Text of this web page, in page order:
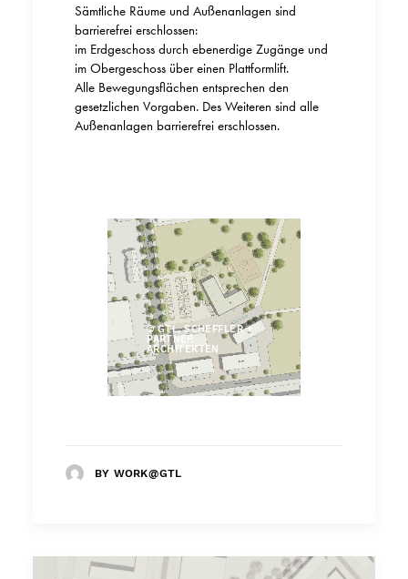
Sämtliche Räume und Außenanlagen sind
barrierefrei erschlossen:
im Erdgeschoss durch ebenerdige Zugänge und
im Obergeschoss über einen Plattformlift.
Alle Bewegungsflächen entsprechen den
gesetzlichen Vorgaben. Des Weiteren sind alle
Außenanlagen barrierefrei erschlossen.
© GTL, SCHEFFLER +
PARTNER
ARCHITEKTEN
BY WORK@GTL